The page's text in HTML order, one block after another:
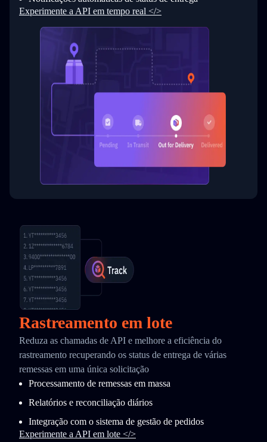
Experimente a API em tempo real </>
Rastreamento em lote
Reduza as chamadas de API e melhore a eficiência do
rastreamento recuperando os status de entrega de várias
remessas em uma única solicitação
Processamento de remessas em massa
Relatórios e reconciliação diários
Integração com o sistema de gestão de pedidos
Experimente a API em lote </>